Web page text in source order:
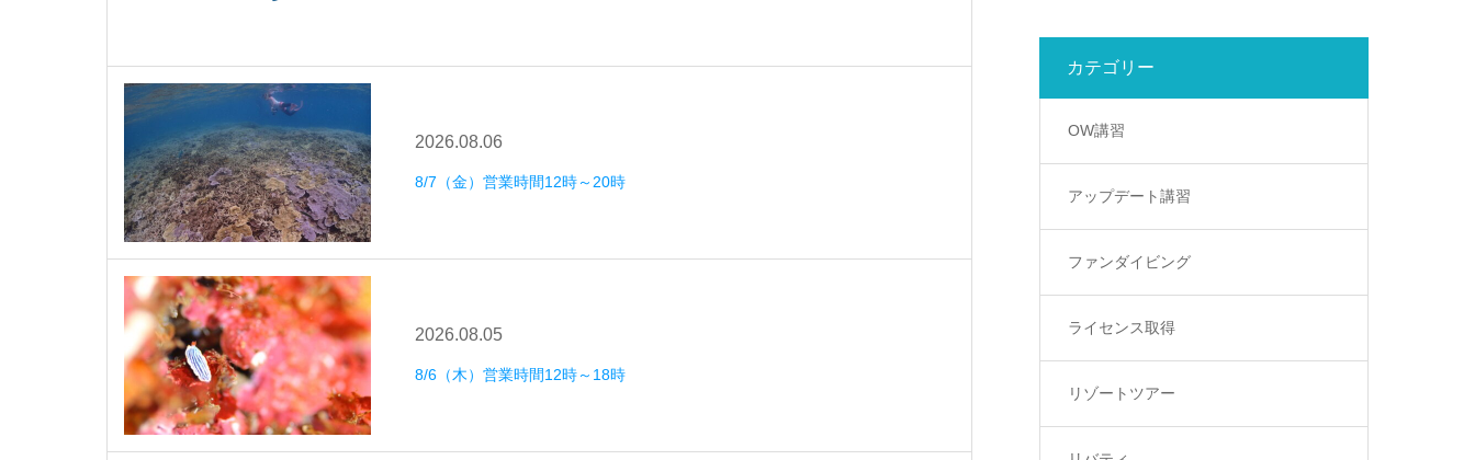
2026.08.06
8/7（金）営業時間12時～20時
2026.08.05
8/6（木）営業時間12時～18時
カテゴリー
OW講習
アップデート講習
ファンダイビング
ライセンス取得
リゾートツアー